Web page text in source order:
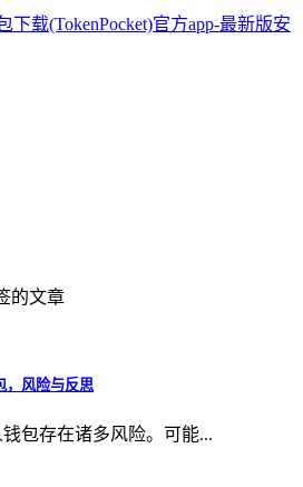
的文章
，风险与反思
包存在诸多风险。可能...